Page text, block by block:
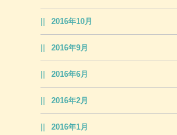
2016年10月
2016年9月
2016年6月
2016年2月
2016年1月